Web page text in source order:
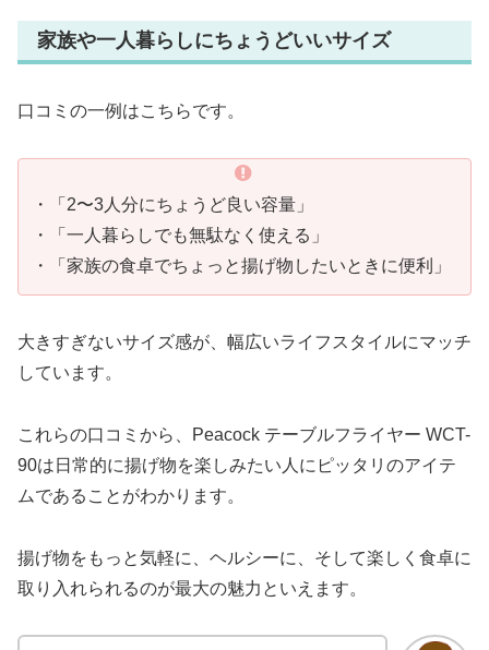
家族や一人暮らしにちょうどいいサイズ
口コミの一例はこちらです。
・「2〜3人分にちょうど良い容量」
・「一人暮らしでも無駄なく使える」
・「家族の食卓でちょっと揚げ物したいときに便利」
大きすぎないサイズ感が、幅広いライフスタイルにマッチ
しています。
これらの口コミから、Peacock テーブルフライヤー WCT-
90は日常的に揚げ物を楽しみたい人にピッタリのアイテ
ムであることがわかります。
揚げ物をもっと気軽に、ヘルシーに、そして楽しく食卓に
取り入れられるのが最大の魅力といえます。